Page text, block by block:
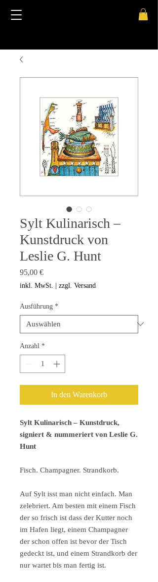
Sylt Kulinarisch –
Kunstdruck von
Leslie G. Hunt
95,00 €Preis
inkl. MwSt. zzgl. Versand
Ausführung *
Anzahl *
In den Warenkorb
Sylt Kulinarisch – Kunstdruck,
signiert & nummeriert von Leslie G.
Hunt
Fisch. Champagner. Strandkorb.
Auf Sylt isst man nicht einfach. Man
zelebriert. Am besten mit einem Fisch
der so frisch ist dass der Kutter noch
im Hafen liegt, einem Champagner
der schon offen ist bevor der Tisch
gedeckt ist, und einem Strandkorb der
nur wartet bis man fertig ist.